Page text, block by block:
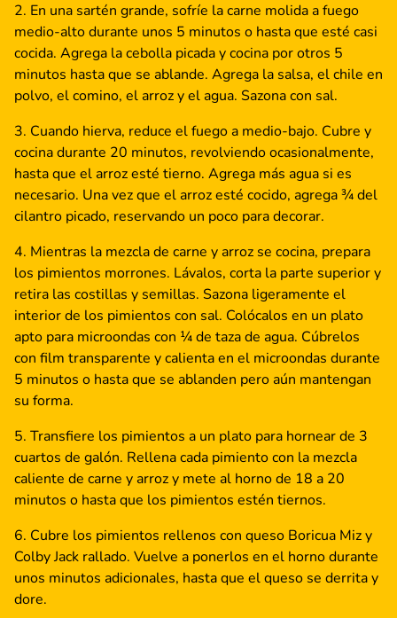
En una sartén grande, sofríe la carne molida a fuego
medio-alto durante unos 5 minutos o hasta que esté casi
cocida. Agrega la cebolla picada y cocina por otros 5
minutos hasta que se ablande. Agrega la salsa, el chile en
polvo, el comino, el arroz y el agua. Sazona con sal.
Cuando hierva, reduce el fuego a medio-bajo. Cubre y
cocina durante 20 minutos, revolviendo ocasionalmente,
hasta que el arroz esté tierno. Agrega más agua si es
necesario. Una vez que el arroz esté cocido, agrega ¾ del
cilantro picado, reservando un poco para decorar.
Mientras la mezcla de carne y arroz se cocina, prepara
los pimientos morrones. Lávalos, corta la parte superior y
retira las costillas y semillas. Sazona ligeramente el
interior de los pimientos con sal. Colócalos en un plato
apto para microondas con ¼ de taza de agua. Cúbrelos
con film transparente y calienta en el microondas durante
5 minutos o hasta que se ablanden pero aún mantengan
su forma.
Transfiere los pimientos a un plato para hornear de 3
cuartos de galón. Rellena cada pimiento con la mezcla
caliente de carne y arroz y mete al horno de 18 a 20
minutos o hasta que los pimientos estén tiernos.
Cubre los pimientos rellenos con queso Boricua Miz y
Colby Jack rallado. Vuelve a ponerlos en el horno durante
unos minutos adicionales, hasta que el queso se derrita y
dore.